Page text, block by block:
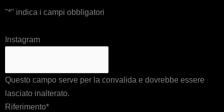
"*" indica i campi obbligatori
Instagram
Questo campo serve per la convalida e dovrebbe essere
lasciato inalterato.
Riferimento*